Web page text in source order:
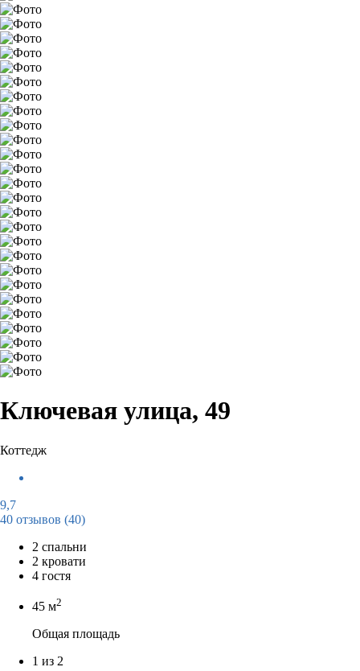
Ключевая улица, 49
Коттедж
9,7
40 отзывов (40)
2 спальни
2 кровати
4 гостя
45 м2
Общая площадь
1 из 2